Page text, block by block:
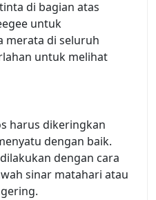
di bagian atas
untuk
merata di seluruh
untuk melihat
harus dikeringkan
dengan baik.
dengan cara
sinar matahari atau